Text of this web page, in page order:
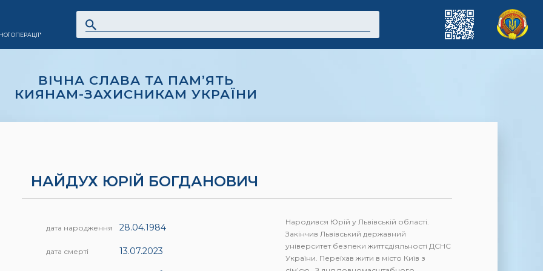
ОПЕРАЦІЇ"
ВІЧНА СЛАВА ТА ПАМ’ЯТЬ
КИЯНАМ-ЗАХИСНИКАМ УКРАЇНИ
НАЙДУХ ЮРІЙ БОГДАНОВИЧ
дата народження 28.04.1984
дата смерті 13.07.2023
Народився Юрій у Львівській області.
Закінчив Львівський державний
університет безпеки життєдіяльності ДСНС
України. Переїхав жити в місто Київ з